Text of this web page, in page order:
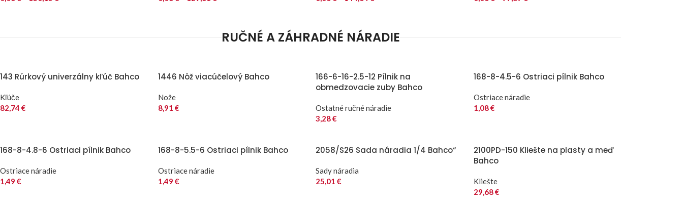
RUČNÉ A ZÁHRADNÉ NÁRADIE
143 Rúrkový univerzálny kľúč Bahco
Kľúče
82,74 €
1446 Nôž viacúčelový Bahco
Nože
8,91 €
166-6-16-2.5-12 Pílnik na
obmedzovacie zuby Bahco
Ostatné ručné náradie
3,28€
168-8-4.5-6 Ostriaci pílnik Bahco
Ostriace náradie
1,08€
168-8-4.8-6 Ostriaci pílnik Bahco
Ostriace náradie
1,49 €
168-8-5.5-6 Ostriaci pílnik Bahco
Ostriace náradie
1,49 €
2058/S26 Sada náradia 1/4 Bahco“
Sady náradia
25,01 €
2100PD-150 Kliešte na plasty a meď
Bahco
Kliešte
29,68€